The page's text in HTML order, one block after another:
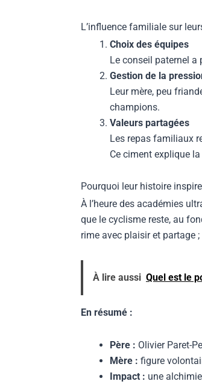
L’influence familiale sur
Choix des équipes
Le conseil paternel a
Gestion de la
Leur mère, peu
champions.
Valeurs partagées
Les repas familiaux
Ce ciment explique
Pourquoi leur histoire
À l’heure des académies
que le cyclisme reste, au
rime avec plaisir et partage
À lire aussi Quel est le
En résumé :
Père : Olivier Paret-
Mère : figure
Impact : une